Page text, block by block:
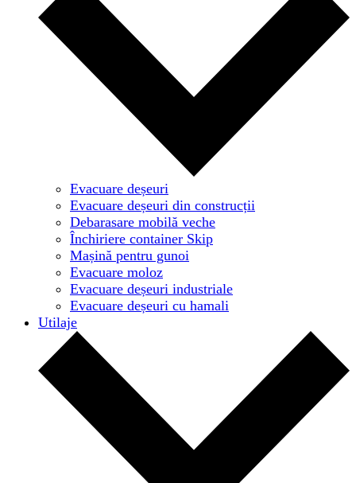
Evacuare deșeuri
Evacuare deșeuri din construcții
Debarasare mobilă veche
Închiriere container Skip
Mașină pentru gunoi
Evacuare moloz
Evacuare deșeuri industriale
Evacuare deșeuri cu hamali
Utilaje